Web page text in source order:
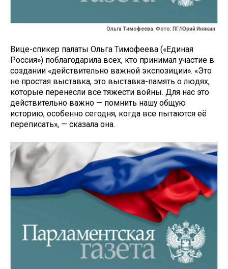
Ольга Тимофеева. Фото: ПГ/Юрий Инякин
Вице-спикер палаты Ольга Тимофеева («Единая
Россия») поблагодарила всех, кто принимал участие в
создании «действительно важной экспозиции». «Это
не простая выставка, это выставка-память о людях,
которые перенесли все тяжести войны. Для нас это
действительно важно — помнить нашу общую
историю, особенно сегодня, когда все пытаются её
переписать», — сказала она.